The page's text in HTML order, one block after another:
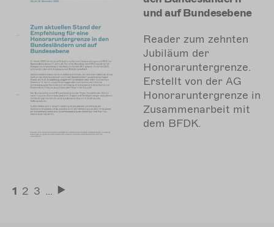
und auf Bundesebene
Reader zum zehnten
Jubiläum der
Honoraruntergrenze.
Erstellt von der AG
Honoraruntergrenze in
Zusammenarbeit mit
dem BFDK.
Seitennummerierung
Aktuelle
1 Seite
2 Seite
3 …